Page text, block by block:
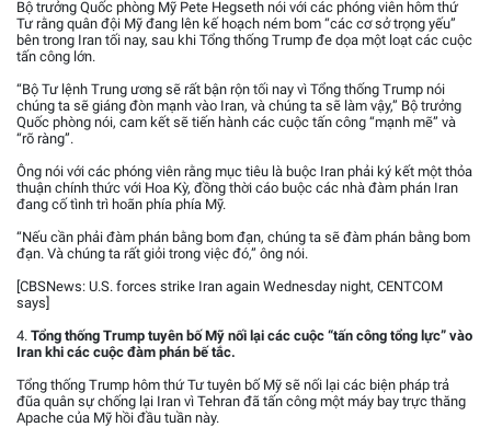
Bộ trưởng Quốc phòng Mỹ Pete Hegseth nói với các phóng viên hôm thứ
Tư rằng quân đội Mỹ đang lên kế hoạch ném bom “các cơ sở trọng yếu”
bên trong Iran tối nay, sau khi Tổng thống Trump đe dọa một loạt các cuộc
tấn công lớn.
“Bộ Tư lệnh Trung ương sẽ rất bận rộn tối nay vì Tổng thống Trump nói
chúng ta sẽ giáng đòn mạnh vào Iran, và chúng ta sẽ làm vậy,” Bộ trưởng
Quốc phòng nói, cam kết sẽ tiến hành các cuộc tấn công “mạnh mẽ” và
“rõ ràng”.
Ông nói với các phóng viên rằng mục tiêu là buộc Iran phải ký kết một thỏa
thuận chính thức với Hoa Kỳ, đồng thời cáo buộc các nhà đàm phán Iran
đang cố tình trì hoãn phía phía Mỹ.
“Nếu cần phải đàm phán bằng bom đạn, chúng ta sẽ đàm phán bằng bom
đạn. Và chúng ta rất giỏi trong việc đó,” ông nói.
[CBSNews: U.S. forces strike Iran again Wednesday night, CENTCOM
says]
4. Tổng thống Trump tuyên bố Mỹ nối lại các cuộc “tấn công tổng lực” vào
Iran khi các cuộc đàm phán bế tắc.
Tổng thống Trump hôm thứ Tư tuyên bố Mỹ sẽ nối lại các biện pháp trả
đũa quân sự chống lại Iran vì Tehran đã tấn công một máy bay trực thăng
Apache của Mỹ hồi đầu tuần này.